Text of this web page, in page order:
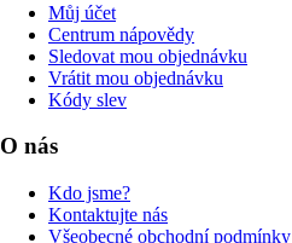
Můj účet
Centrum nápovědy
Sledovat mou objednávku
Vrátit mou objednávku
Kódy slev
O nás
Kdo jsme?
Kontaktujte nás
Všeobecné obchodní podmínky